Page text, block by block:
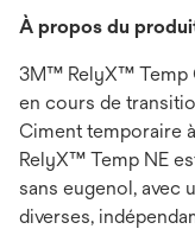
À propos du
3M™ RelyX™ Temp
en cours de
Ciment temporaire
RelyX™ Temp NE
sans eugenol, avec
diverses,